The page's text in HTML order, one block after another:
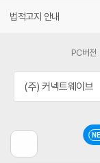
법적고지 안내
전
PC버전
(주) 커넥트웨이브